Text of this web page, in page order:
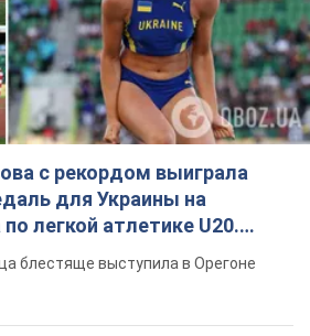
с рекордом выиграла
для Украины на
легкой атлетике U20.
блестяще выступила в Орегоне